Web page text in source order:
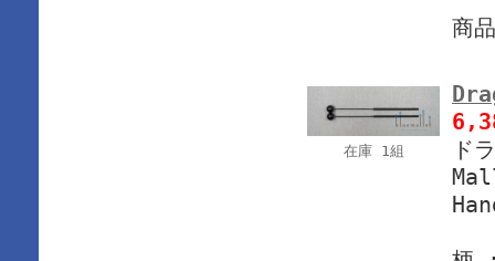
商
在庫 1組
ド